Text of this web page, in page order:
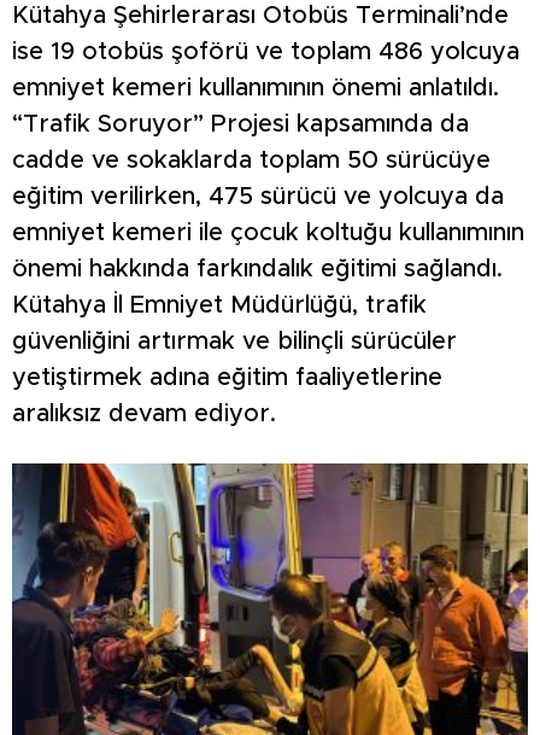
Kütahya Şehirlerarası Otobüs Terminali’nde
ise 19 otobüs şoförü ve toplam 486 yolcuya
emniyet kemeri kullanımının önemi anlatıldı.
“Trafik Soruyor” Projesi kapsamında da
cadde ve sokaklarda toplam 50 sürücüye
eğitim verilirken, 475 sürücü ve yolcuya da
emniyet kemeri ile çocuk koltuğu kullanımının
önemi hakkında farkındalık eğitimi sağlandı.
Kütahya İl Emniyet Müdürlüğü, trafik
güvenliğini artırmak ve bilinçli sürücüler
yetiştirmek adına eğitim faaliyetlerine
aralıksız devam ediyor.